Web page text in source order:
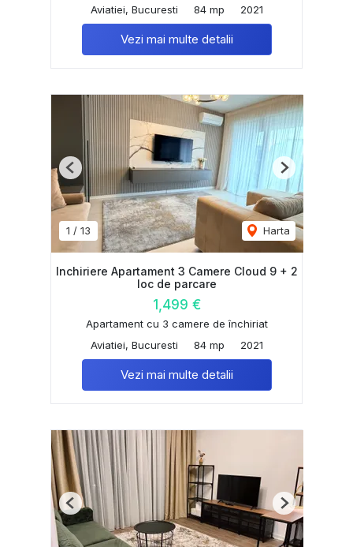
Aviatiei, Bucuresti
84 mp 2021
Vezi mai multe detalii
1 / 13 Harta
Previous Next
Inchiriere Apartament 3 Camere Cloud 9 + 2
loc de parcare
1,499 €
Apartament cu 3 camere de închiriat
Aviatiei, Bucuresti
84 mp 2021
Vezi mai multe detalii
Previous Next